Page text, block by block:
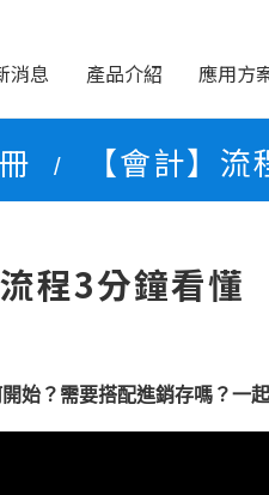
消息
產品介紹 應用方
/ 【會計】
流程3分鐘看懂
始？需要搭配進銷存嗎？一